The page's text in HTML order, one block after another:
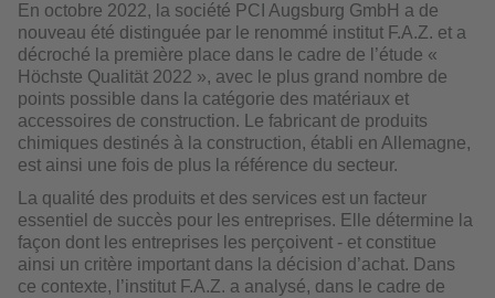
En octobre 2022, la société PCI Augsburg GmbH a de
nouveau été distinguée par le renommé institut F.A.Z. et a
décroché la première place dans le cadre de l’étude «
Höchste Qualität 2022 », avec le plus grand nombre de
points possible dans la catégorie des matériaux et
accessoires de construction. Le fabricant de produits
chimiques destinés à la construction, établi en Allemagne,
est ainsi une fois de plus la référence du secteur.
La qualité des produits et des services est un facteur
essentiel de succès pour les entreprises. Elle détermine la
façon dont les entreprises les perçoivent - et constitue
ainsi un critère important dans la décision d’achat. Dans
ce contexte, l’institut F.A.Z. a analysé, dans le cadre de